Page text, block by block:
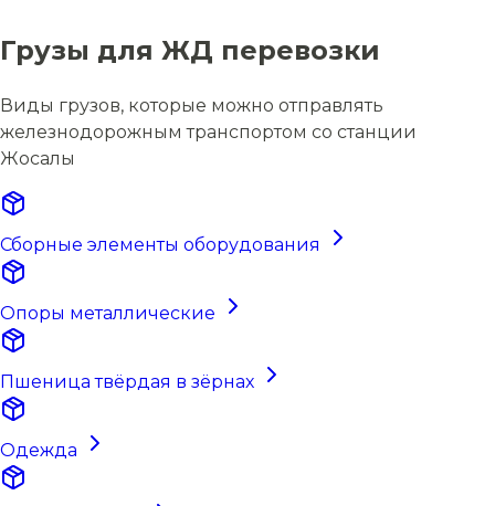
Грузы для ЖД перевозки
Виды грузов, которые можно отправлять
железнодорожным транспортом со станции
Жосалы
Сборные элементы оборудования
Опоры металлические
Пшеница твёрдая в зёрнах
Одежда